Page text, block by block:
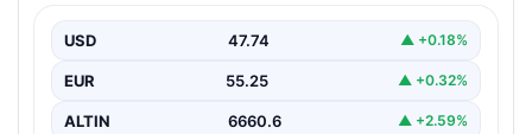
Sanal çağında kullanıcıların kaliteli bir biçimde irtibat
USD 47.74 ▲ +0.18%
EUR 55.25 ▲ +0.32%
ALTIN 6660.6 ▲ +2.59%